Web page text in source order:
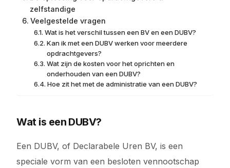
zelfstandige
Veelgestelde vragen
Wat is het verschil tussen een BV en een DUBV?
Kan ik met een DUBV werken voor meerdere
opdrachtgevers?
Wat zijn de kosten voor het oprichten en
onderhouden van een DUBV?
Hoe zit het met de administratie van een DUBV?
Wat is een DUBV?
Een DUBV, of Declarabele Uren BV, is een
speciale vorm van een besloten vennootschap